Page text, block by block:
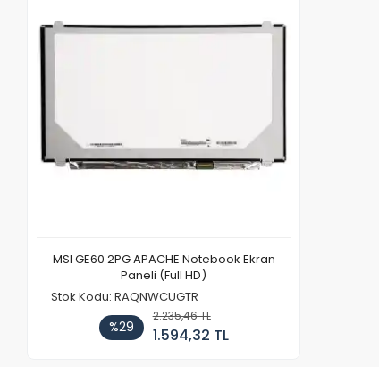
MSI GE60 2PG APACHE Notebook Ekran
Paneli (Full HD)
Stok Kodu: RAQNWCUGTR
%29
2.235,46 TL
1.594,32 TL